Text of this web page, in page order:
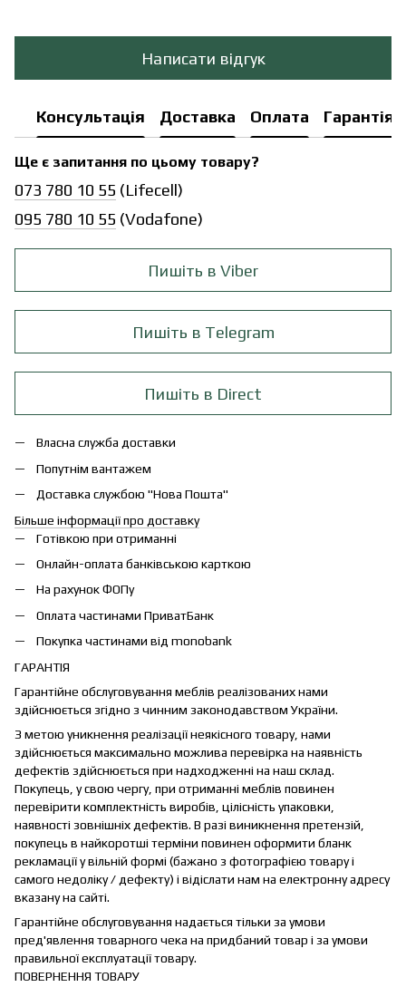
Написати відгук
Консультація Доставка Оплата Гарантія
Ще є запитання по цьому товару?
073 780 10 55 (Lifecell)
095 780 10 55 (Vodafone)
Пишіть в Viber
Пишіть в Telegram
Пишіть в Direct
Власна служба доставки
Попутнім вантажем
Доставка службою "Нова Пошта"
Більше інформації про доставку
Готівкою при отриманні
Онлайн-оплата банківською карткою
На рахунок ФОПу
Оплата частинами ПриватБанк
Покупка частинами від monobank
ГАРАНТІЯ
Гарантійне обслуговування меблів реалізованих нами
здійснюється згідно з чинним законодавством України.
З метою уникнення реалізації неякісного товару, нами
здійснюється максимально можлива перевірка на наявність
дефектів здійснюється при надходженні на наш склад.
Покупець, у свою чергу, при отриманні меблів повинен
перевірити комплектність виробів, цілісність упаковки,
наявності зовнішніх дефектів. В разі виникнення претензій,
покупець в найкоротші терміни повинен оформити бланк
рекламації у вільній формі (бажано з фотографією товару і
самого недоліку / дефекту) і відіслати нам на електронну адресу
вказану на сайті.
Гарантійне обслуговування надається тільки за умови
пред'явлення товарного чека на придбаний товар і за умови
правильної експлуатації товару.
ПОВЕРНЕННЯ ТОВАРУ